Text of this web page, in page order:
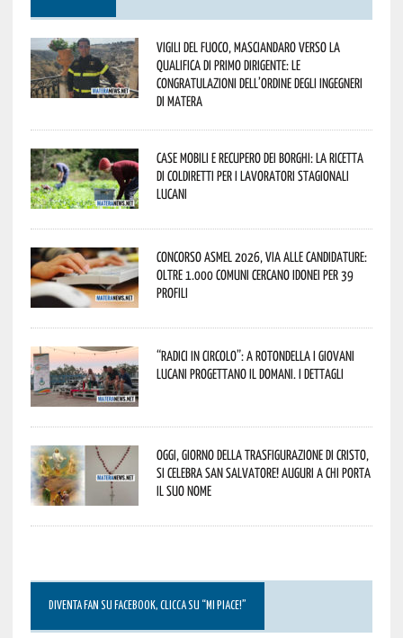
Vigili del Fuoco, Masciandaro verso la
qualifica di Primo Dirigente: le
congratulazioni dell’Ordine degli Ingegneri
di Matera
Case mobili e recupero dei borghi: la ricetta
di Coldiretti per i lavoratori stagionali
lucani
Concorso Asmel 2026, via alle candidature:
oltre 1.000 Comuni cercano idonei per 39
profili
“Radici in Circolo”: a Rotondella i giovani
lucani progettano il domani. I dettagli
Oggi, giorno della Trasfigurazione di Cristo,
si celebra San Salvatore! Auguri a chi porta
il suo nome
DIVENTA FAN SU FACEBOOK, CLICCA SU “MI PIACE!”